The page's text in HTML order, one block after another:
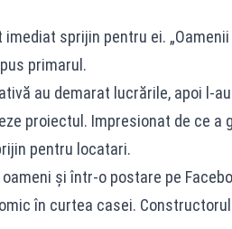
sprijin pentru ei.
primarul.
au demarat lucrările, apoi l-
proiectul. Impresionat de ce a
pentru locatari.
și într-o postare pe
în curtea casei.